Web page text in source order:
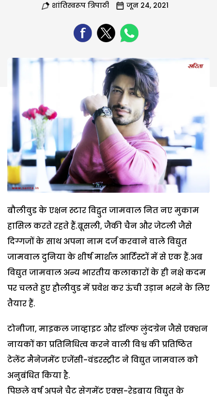
शांतिस्वरूप त्रिपाठी जून 24, 2021
बौलीवुड के एक्षन स्टार विद्वुत जामवाल नित नए मुकाम
हासिल करते रहते हैं.ब्रूसली, जैकी चैन और जेटली जैसे
दिग्गजों के साथ अपना नाम दर्ज करवाने वाले विद्युत
जामवाल दुनिया के शीर्ष मार्शल आर्टिस्टों में से एक हैं.अब
विद्युत जामवाल अन्य भारतीय कलाकारों के ही नक्षे कदम
पर चलते हुए हौलीवुड में प्रवेश कर ऊंची उड़ान भरने के लिए
तैयार हैं.
टोनीजा, माइकल जाव्हाइट और डॉल्फ लुंदग्रेन जैसे एक्शन
नायकों का प्रतिनिधित्व करने वाली विश्व की प्रतिष्ठित
टेलेंट मैनेजमेंट एजेंसी-वंडरस्ट्रीट ने विद्युत जामवाल को
अनुबंधित किया है.
पिछले वर्ष अपने चैट सेगमेंट एक्स-रेडबाय विद्युत के